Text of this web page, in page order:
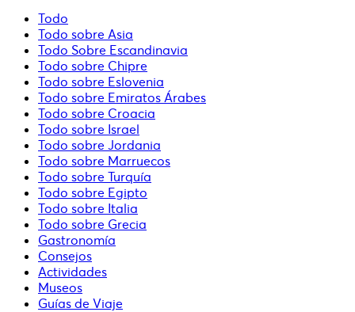
Todo
Todo sobre Asia
Todo Sobre Escandinavia
Todo sobre Chipre
Todo sobre Eslovenia
Todo sobre Emiratos Árabes
Todo sobre Croacia
Todo sobre Israel
Todo sobre Jordania
Todo sobre Marruecos
Todo sobre Turquía
Todo sobre Egipto
Todo sobre Italia
Todo sobre Grecia
Gastronomía
Consejos
Actividades
Museos
Guías de Viaje